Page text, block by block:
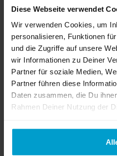
Diese Webseite verwendet
Wir verwenden Cookies, um
personalisieren, Funktionen
und die Zugriffe auf unsere
wir Informationen zu Deiner
Partner für soziale Medien,
Partner führen diese
Daten zusammen, die Du
Rahmen Deiner Nutzung der
oder Abschluss- und
Digitaldruck bestimmst Du
Deines Drucks. Denn bei
auch in Kleinauflage ab
professionellen drucken.
Als Deine Online Druckerei
Druck Deiner Broschüren
verschiedene Formate an,